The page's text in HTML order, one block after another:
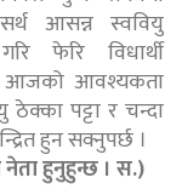
आसन्न स्ववियु
फेरि विधार्थी
आजको आवश्यकता
पट्टा र चन्दा
हुन सक्नुपर्छ ।
हुनुहुन्छ । स.)